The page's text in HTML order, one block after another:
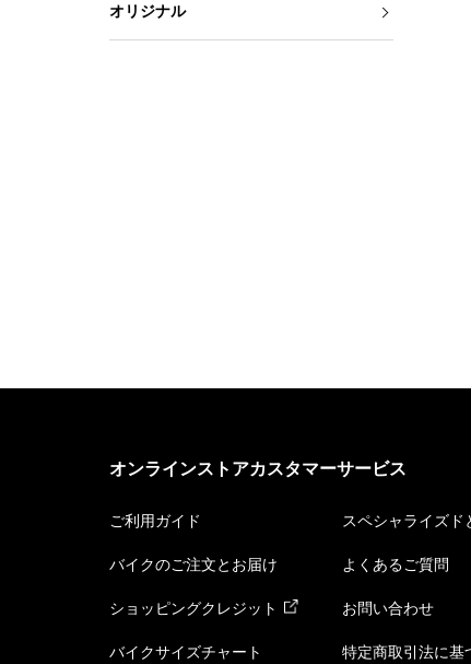
オリジナル
オンラインストアカスタマーサービス
ご利用ガイド
バイクのご注文とお届け
ショッピングクレジット
バイクサイズチャート
スペシャライズド
よくあるご質問
お問い合わせ
特定商取引法に基